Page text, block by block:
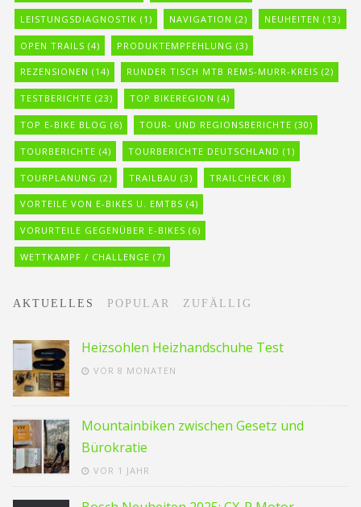
LEISTUNGSDIAGNOSTIK (1) NAVIGATION (2) NEUHEITEN (13)
OPEN TRAILS (4) PRODUKTEMPFEHLUNG (3)
REZENSIONEN (14) RUNDER TISCH MTB REMS-MURR-KREIS (2)
TESTBERICHTE (23) TOP BIKEREGION (4)
TOP E-BIKE BLOG (6) TOUR- UND REGIONSBERICHTE (30)
TOURBERICHTE (4) TOURBERICHTE DEUTSCHLAND (1)
TOURPLANUNG (2) TRAILBAU (3) TRAILCHECK (8)
VORTEILE VON E-BIKES U. EMTBS (4)
VORURTEILE GEGENÜBER E-BIKES (6)
WETTKAMPF / CHALLENGE (7)
AKTUELLES POPULAR ZUFÄLLIG
Heizsohlen Heizhandschuhe Test
VOR 8 MONATEN
Mountainbiken zwischen Gesetz und
Bürokratie
VOR 1 JAHR